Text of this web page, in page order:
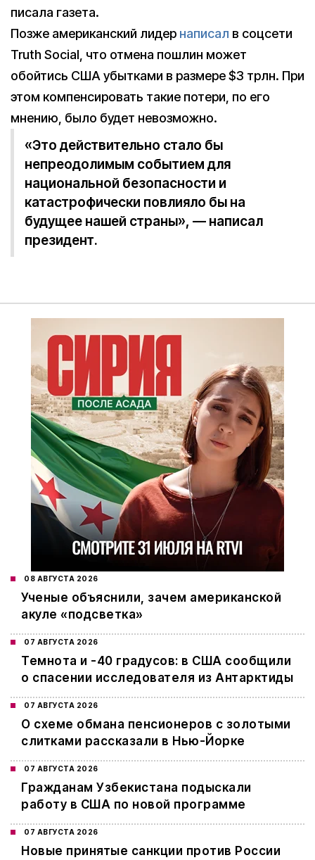
писала газета.
Позже американский лидер написал в соцсети
Truth Social, что отмена пошлин может
обойтись США убытками в размере $3 трлн. При
этом компенсировать такие потери, по его
мнению, было будет невозможно.
«Это действительно стало бы
непреодолимым событием для
национальной безопасности и
катастрофически повлияло бы на
будущее нашей страны», — написал
президент.
08 АВГУСТА 2026
Ученые объяснили, зачем американской
акуле «подсветка»
07 АВГУСТА 2026
Темнота и -40 градусов: в США сообщили
о спасении исследователя из Антарктиды
07 АВГУСТА 2026
О схеме обмана пенсионеров с золотыми
слитками рассказали в Нью-Йорке
07 АВГУСТА 2026
Гражданам Узбекистана подыскали
работу в США по новой программе
07 АВГУСТА 2026
Новые принятые санкции против России